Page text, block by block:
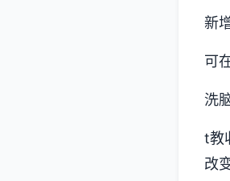
新
可
洗
t教
改